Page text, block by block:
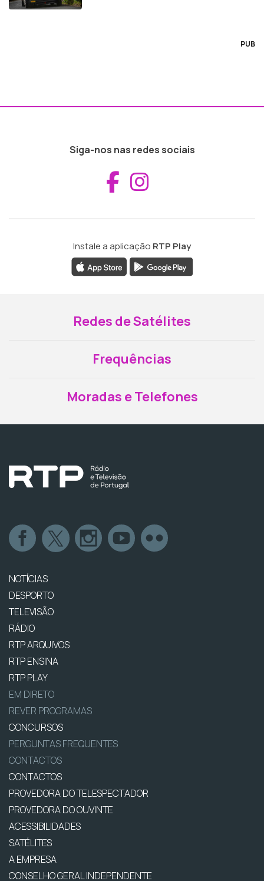
PUB
Siga-nos nas redes sociais
Aceder ao
Instale a aplicação RTP Play
Redes de Satélites
Frequências
Moradas e Telefones
NOTÍCIAS
DESPORTO
TELEVISÃO
RÁDIO
RTP ARQUIVOS
RTP ENSINA
RTP PLAY
EM DIRETO
REVER PROGRAMAS
CONCURSOS
PERGUNTAS FREQUENTES
CONTACTOS
CONTACTOS
PROVEDORA DO TELESPECTADOR
PROVEDORA DO OUVINTE
ACESSIBILIDADES
SATÉLITES
A EMPRESA
CONSELHO GERAL INDEPENDENTE